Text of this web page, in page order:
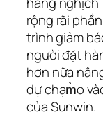
rộng rãi
trình giảm
người đặt
hơn nữa
dự chạm̀o
của Sunwin.